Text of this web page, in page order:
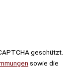
geschützt.
sowie die